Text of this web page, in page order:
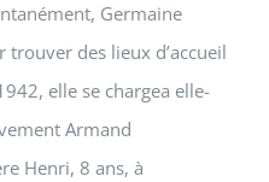
Germaine
des lieux d’accueil
elle se chargea elle-
Armand
Henri, 8 ans, à